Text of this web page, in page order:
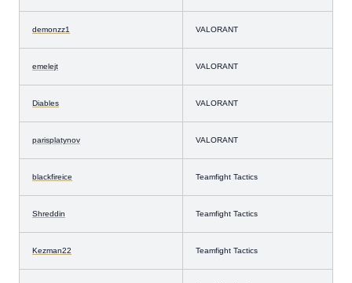
demonzz1 VALORANT
emelejt VALORANT
Diables VALORANT
parisplatynov VALORANT
blackfireice Teamfight Tactics
Shreddin Teamfight Tactics
Kezman22 Teamfight Tactics